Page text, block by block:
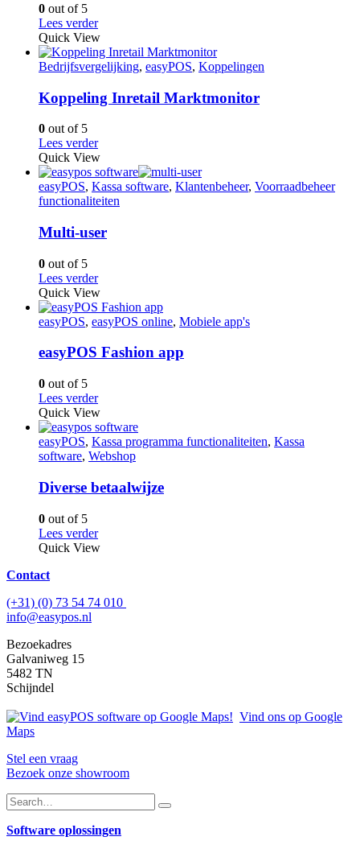
0 out of 5
Lees verder
Quick View
Bedrijfsvergelijking, easyPOS, Koppelingen
Koppeling Inretail Marktmonitor
0 out of 5
Lees verder
Quick View
easyPOS, Kassa software, Klantenbeheer, Voorraadbeheer
functionaliteiten
Multi-user
0 out of 5
Lees verder
Quick View
easyPOS, easyPOS online, Mobiele app's
easyPOS Fashion app
0 out of 5
Lees verder
Quick View
easyPOS, Kassa programma functionaliteiten, Kassa
software, Webshop
Diverse betaalwijze
0 out of 5
Lees verder
Quick View
Contact
(+31) (0) 73 54 74 010
info@easypos.nl
Bezoekadres
Galvaniweg 15
5482 TN
Schijndel
Vind ons op Google
Maps
Stel een vraag
Bezoek onze showroom
Software oplossingen